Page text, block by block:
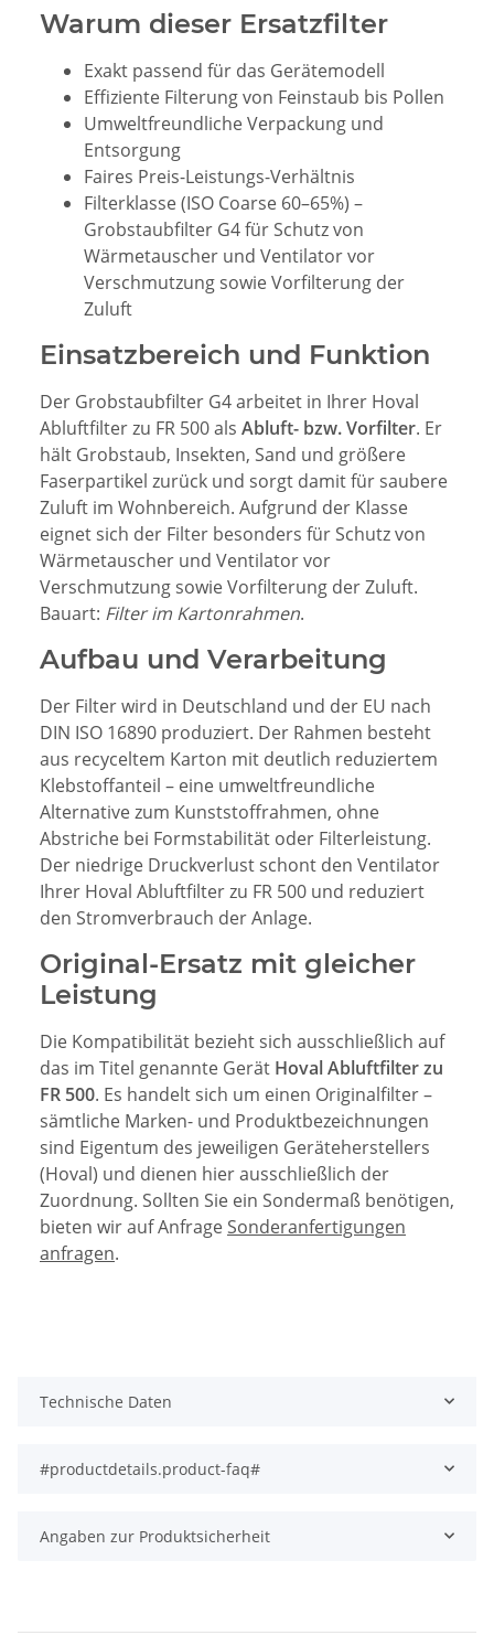
Warum dieser Ersatzfilter
Exakt passend für das Gerätemodell
Effiziente Filterung von Feinstaub bis Pollen
Umweltfreundliche Verpackung und
Entsorgung
Faires Preis-Leistungs-Verhältnis
Filterklasse(ISO Coarse 60–65%) –
Grobstaubfilter G4 für Schutz von
Wärmetauscher und Ventilator vor
Verschmutzung sowie Vorfilterung der
Zuluft
Einsatzbereich und Funktion
Der Grobstaubfilter G4 arbeitet in Ihrer Hoval
Abluftfilter zu FR 500 als Abluft- bzw. Vorfilter. Er
hält Grobstaub, Insekten, Sand und größere
Faserpartikel zurück und sorgt damit für saubere
Zuluft im Wohnbereich. Aufgrund der Klasse
eignet sich der Filter besonders für Schutz von
Wärmetauscher und Ventilator vor
Verschmutzung sowie Vorfilterung der Zuluft.
Bauart: Filter im Kartonrahmen.
Aufbau und Verarbeitung
Der Filter wird in Deutschland und der EU nach
DIN ISO 16890 produziert. Der Rahmen besteht
aus recyceltem Karton mit deutlich reduziertem
Klebstoffanteil – eine umweltfreundliche
Alternative zum Kunststoffrahmen, ohne
Abstriche bei Formstabilität oder Filterleistung.
Der niedrige Druckverlust schont den Ventilator
Ihrer Hoval Abluftfilter zu FR 500 und reduziert
den Stromverbrauch der Anlage.
Original-Ersatz mit gleicher
Leistung
Die Kompatibilität bezieht sich ausschließlich auf
das im Titel genannte Gerät Hoval Abluftfilter zu
FR 500. Es handelt sich um einen Originalfilter –
sämtliche Marken- und Produktbezeichnungen
sind Eigentum des jeweiligen Geräteherstellers
(Hoval) und dienen hier ausschließlich der
Zuordnung. Sollten Sie ein Sondermaß benötigen,
bieten wir auf Anfrage Sonderanfertigungen
anfragen.
Technische Daten
#productdetails.product-faq#
Angaben zur Produktsicherheit